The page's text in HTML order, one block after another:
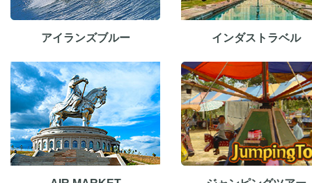
アイランズブルー インダストラベル